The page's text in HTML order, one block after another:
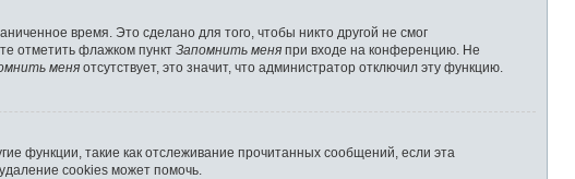
время. Это сделано для того, чтобы никто другой не смог
отметить флажком пункт Запомнить меня при входе на конференцию. Не
меня отсутствует, это значит, что администратор отключил эту функцию.
функции, такие как отслеживание прочитанных сообщений, если эта
cookies может помочь.